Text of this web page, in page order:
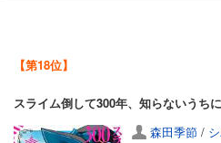
【第18位】
森田季節 /